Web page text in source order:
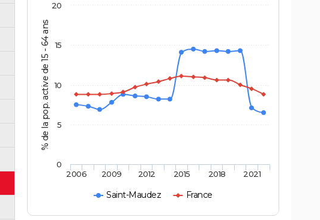
% de la pop. active de 15 - 64 ans
Saint-Maudez France
2006 2009 2012 2015 2018 2021
0
5
10
15
20